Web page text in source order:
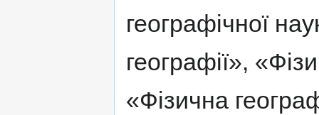
географічної
географії»,
«Фізична